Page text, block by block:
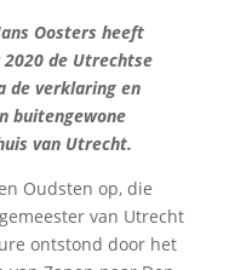
Oosters heeft
2020 de Utrechtse
de verklaring en
buitengewone
van Utrecht.
Oudsten op, die
van Utrecht
ontstond door het